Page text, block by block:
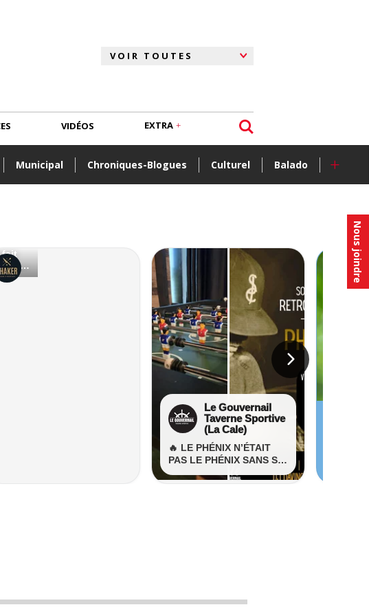
Nous joindre
Municipal Chroniques-Blogues Culturel Balado +
VIDÉOS EXTRA